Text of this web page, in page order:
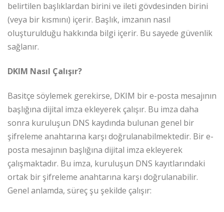
belirtilen başlıklardan birini ve ileti gövdesinden birini
(veya bir kısmını) içerir. Başlık, imzanın nasıl
oluşturulduğu hakkında bilgi içerir. Bu sayede güvenlik
sağlanır.
DKIM Nasıl Çalışır?
Basitçe söylemek gerekirse, DKIM bir e-posta mesajının
başlığına dijital imza ekleyerek çalışır. Bu imza daha
sonra kuruluşun DNS kaydında bulunan genel bir
şifreleme anahtarına karşı doğrulanabilmektedir. Bir e-
posta mesajının başlığına dijital imza ekleyerek
çalışmaktadır. Bu imza, kuruluşun DNS kayıtlarındaki
ortak bir şifreleme anahtarına karşı doğrulanabilir.
Genel anlamda, süreç şu şekilde çalışır: